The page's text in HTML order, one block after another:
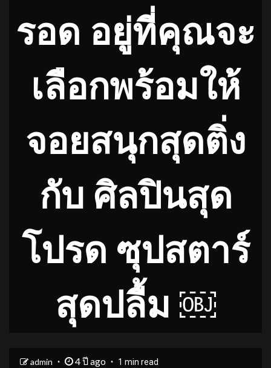
รอด อยู่ที่คุณจะ
เลือกพร้อมให้
จอยสนุกสุดติ่ง
กับ ศิลปินสุด
โปรด ซุปสตาร์
สุดปลื้ม ￼
admin 4 ปี ago 1 min read